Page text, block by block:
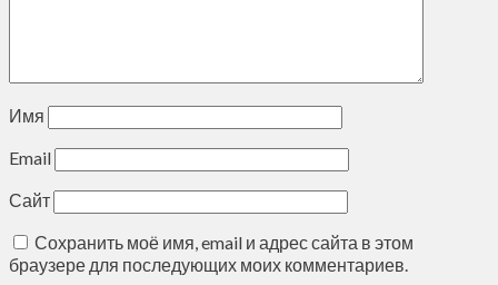
Имя
Email
Сайт
Сохранить моё имя, email и адрес сайта в этом
браузере для последующих моих комментариев.